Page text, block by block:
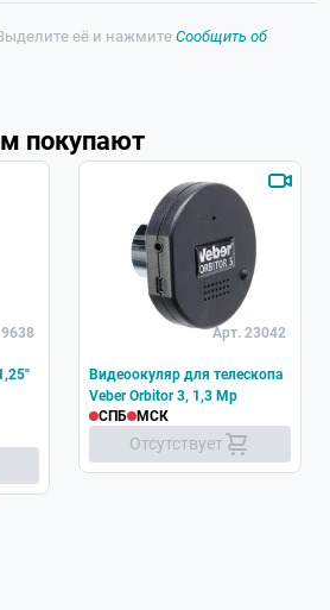
её и нажмите Сообщить об
покупают
Арт. 23042
Видеоокуляр для телескопа
Veber Orbitor 3, 1,3 Mp
СПБ
МСК
Отсутствует